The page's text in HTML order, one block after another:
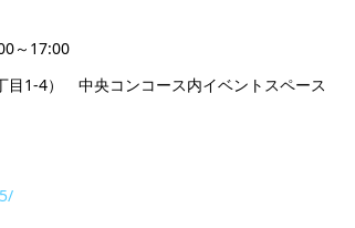
～17:00
目1-4） 中央コンコース内イベントスペース